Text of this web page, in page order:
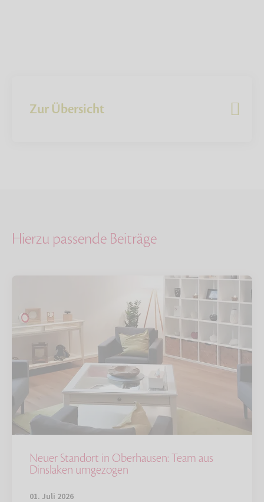
Zur Übersicht
Hierzu passende Beiträge
Neuer Standort in Oberhausen: Team aus
Dinslaken umgezogen
01. Juli 2026